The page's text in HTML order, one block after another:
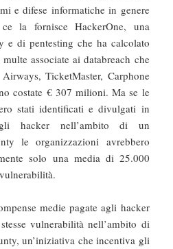
e difese informatiche in genere
la fornisce HackerOne, una
e di pentesting che ha calcolato
associate ai databreach che
TicketMaster, Carphone
costate € 307 milioni. Ma se le
stati identificati e divulgati in
hacker nell’ambito di un
le organizzazioni avrebbero
solo una media di 25.000
medie pagate agli hacker
vulnerabilità nell’ambito di
un’iniziativa che incentiva gli